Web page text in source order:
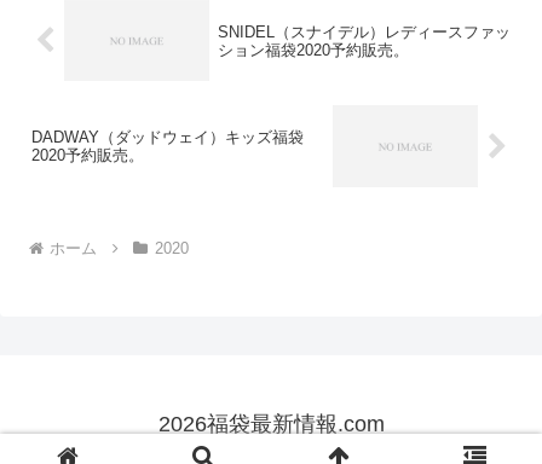
SNIDEL（スナイデル）レディースファッ
ション福袋2020予約販売。
DADWAY（ダッドウェイ）キッズ福袋
2020予約販売。
ホーム 2020
2026福袋最新情報.com
© 2017 2026福袋最新情報.com.